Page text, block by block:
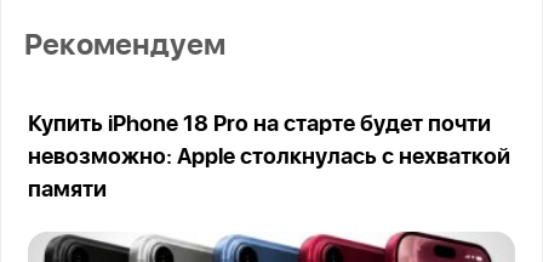
Рекомендуем
Купить iPhone 18 Pro на старте будет почти
невозможно: Apple столкнулась с нехваткой
памяти